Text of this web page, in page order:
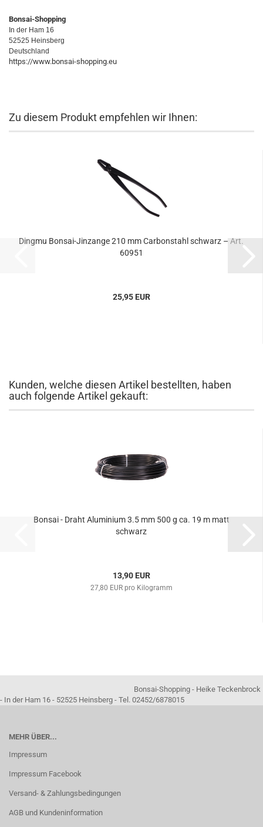
Bonsai-Shopping
In der Ham 16
52525 Heinsberg
Deutschland
https://www.bonsai-shopping.eu
Zu diesem Produkt empfehlen wir Ihnen:
Dingmu Bonsai-Jinzange 210 mm Carbonstahl schwarz – Art.
60951
25,95 EUR
Kunden, welche diesen Artikel bestellten, haben
auch folgende Artikel gekauft:
Bonsai - Draht Aluminium 3.5 mm 500 g ca. 19 m matt
schwarz
13,90 EUR
27,80 EUR pro Kilogramm
Bonsai-Shopping - Heike Teckenbrock
- In der Ham 16 - 52525 Heinsberg - Tel. 02452/6878015
MEHR ÜBER...
Impressum
Impressum Facebook
Versand- & Zahlungsbedingungen
AGB und Kundeninformation